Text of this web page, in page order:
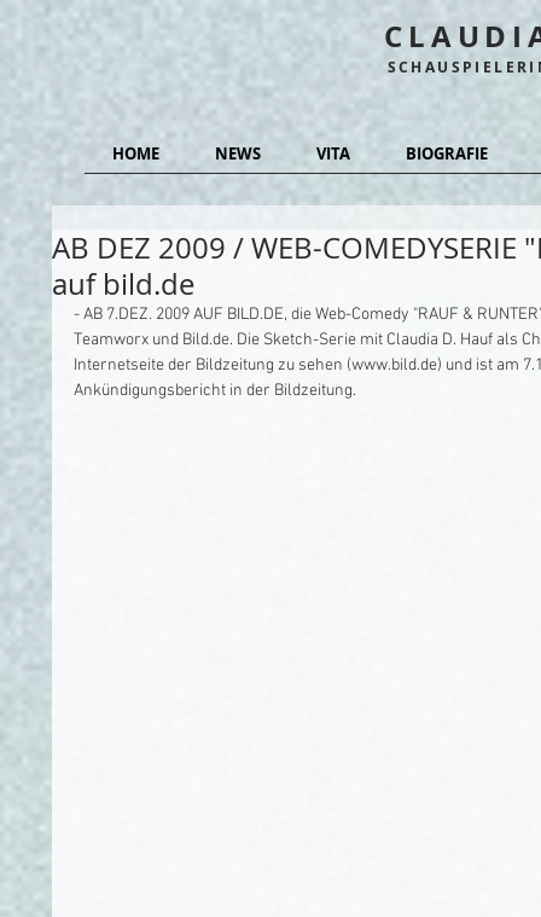
AB DEZ 2009 / WEB-
auf bild.de
- AB 7.DEZ. 2009 AUF BILD.DE, die Web-Comedy "RAUF &
Teamworx und Bild.de. Die Sketch-Serie mit Claudia D. Hauf als
Internetseite der Bildzeitung zu sehen (www.bild.de) und ist am
Ankündigungsbericht in der Bildzeitung.
HOME NEWS VITA BIOGRAFIE